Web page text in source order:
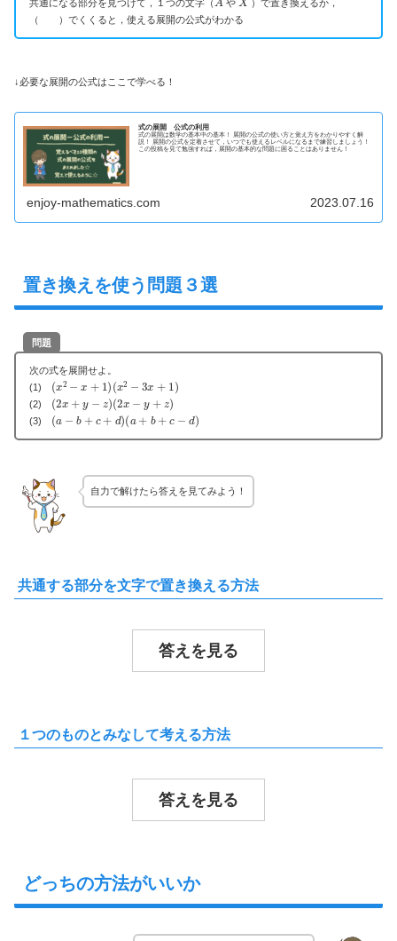
共通になる部分を見つけて，１つの文字（ や
）で置き換えるか，
（ ）でくくると，使える展開の公式がわかる
↓必要な展開の公式はここで学べる！
式の展開 公式の利用
式の展開は数学の基本中の基本！ 展開の公式の使い方と覚え方をわかりやすく解
説！ 展開の公式を定着させて，いつでも使えるレベルになるまで練習しましょう！
この投稿を見て勉強すれば，展開の基本的な問題に困ることはありません！
enjoy-mathematics.com 2023.07.16
置き換えを使う問題３選
問題
次の式を展開せよ。
(1)
(x 2 ) x 2 − 3 1)
(2) (2 y x −y
(3) (a + c + (a +b+ − d
自力で解けたら答えを見てみよう！
共通する部分を文字で置き換える方法
答えを見る
１つのものとみなして考える方法
答えを見る
どっちの方法がいいか